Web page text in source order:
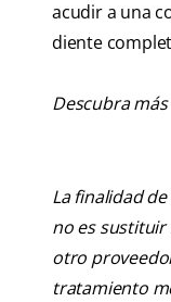
acudir a una
diente
Descubra
La finalidad
no es
otro
tratamiento